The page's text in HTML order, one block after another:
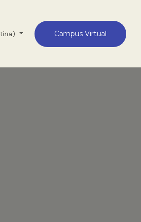
Campus Virtual